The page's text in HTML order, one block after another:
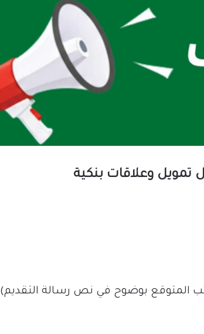
وعلاقات بنكية
المتوقع بوضوح في نص رسالة التقديم)